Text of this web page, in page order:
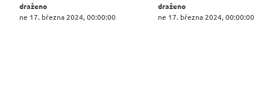
draženo
ne 17. března 2024, 00:00:00
draženo
ne 17. března 2024, 00:00:00